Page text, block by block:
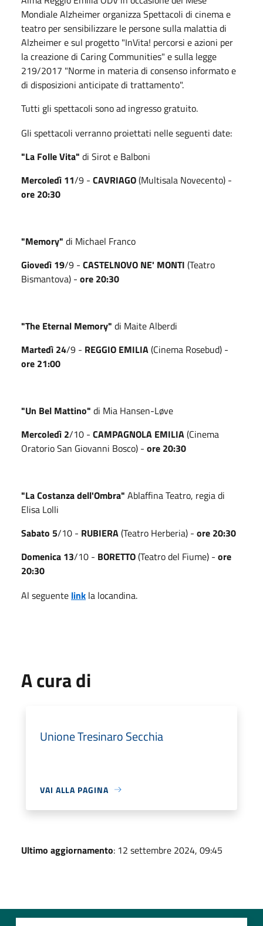
Mondiale Alzheimer organizza Spettacoli di cinema e
teatro per sensibilizzare le persone sulla malattia di
Alzheimer e sul progetto "InVita! percorsi e azioni per
la creazione di Caring Communities" e sulla legge
219/2017 "Norme in materia di consenso informato e
di disposizioni anticipate di trattamento".
Tutti gli spettacoli sono ad ingresso gratuito.
Gli spettacoli verranno proiettati nelle seguenti date:
"La Folle Vita" di Sirot e Balboni
Mercoledì 11/9 - CAVRIAGO(Multisala Novecento) -
ore 20:30
"Memory" di Michael Franco
Giovedì 19/9 - CASTELNOVO NE' MONTI (Teatro
Bismantova) - ore 20:30
"The Eternal Memory" di Maite Alberdi
Martedì 24/9 - REGGIO EMILIA(Cinema Rosebud) -
ore 21:00
"Un Bel Mattino" di Mia Hansen-Løve
Mercoledì 2/10 - CAMPAGNOLA EMILIA(Cinema
Oratorio San Giovanni Bosco) - ore 20:30
"La Costanza dell'Ombra" Ablaffina Teatro, regia di
Elisa Lolli
Sabato 5/10 - RUBIERA(Teatro Herberia) - ore 20:30
Domenica 13/10 - BORETTO(Teatro del Fiume) - ore
20:30
Al seguente link la locandina.
A cura di
Unione Tresinaro Secchia
VAI ALLA PAGINA
Ultimo aggiornamento: 12 settembre 2024, 09:45